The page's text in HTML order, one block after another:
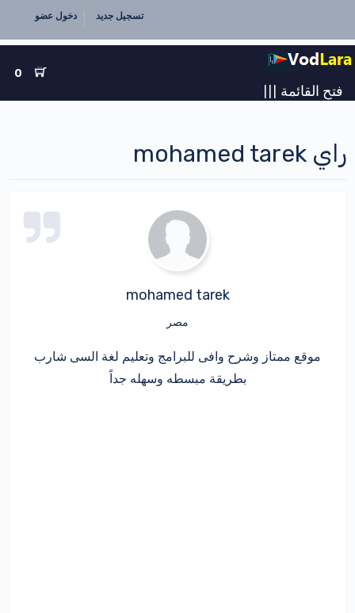
تسجيل جديد دخول عضو
0
فتح القائمة |||
راي mohamed tarek
mohamed tarek
مصر
موقع ممتاز وشرح وافى للبرامج وتعليم لغة السى شارب
بطريقة مبسطه وسهله جداً